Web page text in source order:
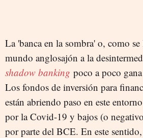
La 'banca en la sombra' o, como
mundo anglosajón a la
shadow banking poco a poco
Los fondos de inversión para
están abriendo paso en este
por la Covid-19 y bajos (o
por parte del BCE. En este